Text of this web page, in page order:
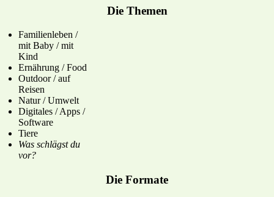
Die Themen
Familienleben /
mit Baby / mit
Kind
Ernährung / Food
Outdoor / auf
Reisen
Natur / Umwelt
Digitales / Apps /
Software
Tiere
Was schlägst du
vor?
Die Formate